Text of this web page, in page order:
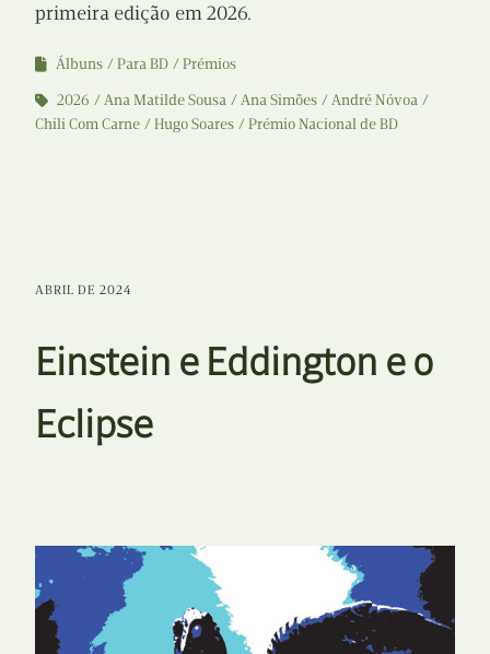
primeira edição em 2026.
Álbuns Para BD
Prémios
2026
Ana Matilde Sousa Ana Simões
André Nóvoa
Chili Com Carne
Hugo Soares Prémio Nacional de BD
ABRIL DE 2024
Einstein e Eddington e o
Eclipse